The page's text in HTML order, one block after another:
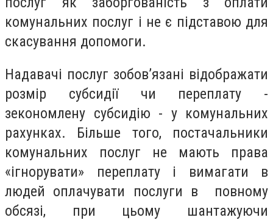
комунальних послуг і не є підставою для
скасування допомоги.
Надавачі послуг зобов’язані відображати
розмір субсидії чи переплату -
зекономлену субсидію - у комунальних
рахунках. Більше того, постачальники
комунальних послуг не мають права
«ігнорувати» переплату і вимагати в
людей оплачувати послуги в повному
обсязі, при цьому шантажуючи